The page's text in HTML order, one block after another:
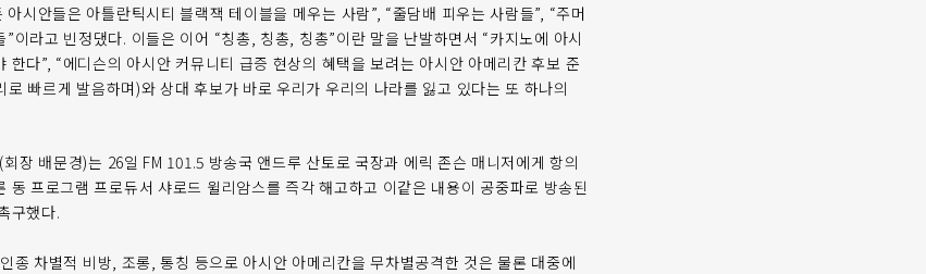
시안들은 아틀란틱시티 블랙잭 테이블을 메우는 사람”, “줄담배 피우는 사람들”, “주머
이라고 빈정댔다. 이들은 이어 “칭총, 칭총, 칭총”이란 말을 난발하면서 “카지노에 아시
한다”, “에디슨의 아시안 커뮤니티 급증 현상의 혜택을 보려는 아시안 아메리칸 후보 준
빠르게 발음하며)와 상대 후보가 바로 우리가 우리의 나라를 잃고 있다는 또 하나의
장 배문경)는 26일 FM 101.5 방송국 앤드루 산토로 국장과 에릭 존슨 매니저에게 항의
동 프로그램 프로듀서 샤로드 윌리암스를 즉각 해고하고 이같은 내용이 공중파로 방송된
구했다.
종 차별적 비방, 조롱, 통칭 등으로 아시안 아메리칸을 무차별공격한 것은 물론 대중에